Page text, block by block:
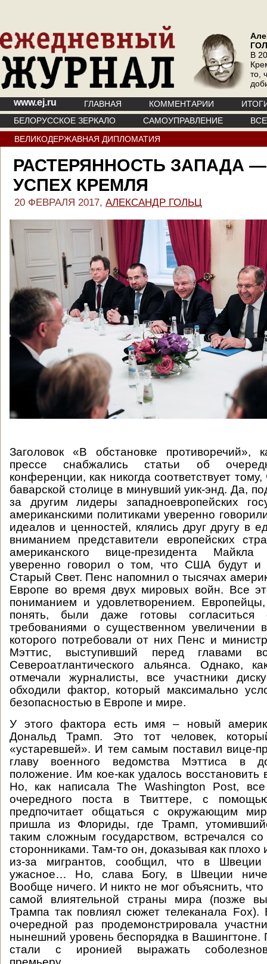
В
то,
www.ej.ru ГЛАВНАЯ КОММЕНТАРИИ
БЕЛОРУССКОЕ ЗЕРКАЛО
САМОУПРАВЛЕНИЕ
ВЕЛИКОДЕРЖАВНАЯ ДИПЛОМАТИЯ
РАСТЕРЯННОСТЬ ЗАПАДА
УСПЕХ КРЕМЛЯ
20 ФЕВРАЛЯ 2017, АЛЕКСАНДР ГОЛЬЦ
Заголовок «В обстановке противоречий»,
прессе снабжались статьи об
конференции, как никогда соответствует
баварской столице в минувший уик-энд. Да,
за другим лидеры западноевропейских
американскими политиками уверенно
идеалов и ценностей, клялись друг другу в
вниманием представители европейских
американского вице-президента
уверенно говорил о том, что США будут и
Старый Свет. Пенс напомнил о тысячах
Европе во время двух мировых войн. Все
пониманием и удовлетворением.
понять, были даже готовы согласиться
требованиями о существенном увеличении
которого потребовали от них Пенс и
Мэттис, выступивший перед главами
Североатлантического альянса. Однако,
отмечали журналисты, все участники
обходили фактор, который максимально
безопасностью в Европе и мире.
У этого фактора есть имя – новый
Дональд Трамп. Это тот человек,
«устаревшей». И тем самым поставил вице-
главу военного ведомства Мэттиса в
положение. Им кое-как удалось восстановить
Но, как написала The Washington Post,
очередного поста в Твиттере, с
предпочитает общаться с окружающим
пришла из Флориды, где Трамп,
таким сложным государством, встречался
сторонниками. Там-то он, доказывая как плохо
из-за мигрантов, сообщил, что в Швеции
ужасное… Но, слава Богу, в Швеции
Вообще ничего. И никто не мог объяснить,
самой влиятельной страны мира (позже
Трампа так повлиял сюжет телеканала Fox).
очередной раз продемонстрировала
нынешний уровень беспорядка в
стали с иронией выражать